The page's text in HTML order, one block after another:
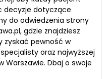
decyzje dotyczące
do odwiedzenia strony
gdzie znajdziesz
zyskać pewność w
oraz najwyższej
Warszawie. Dbaj o swoje